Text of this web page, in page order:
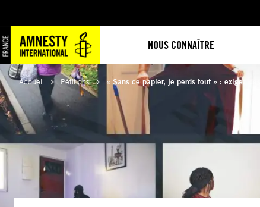
NOUS CONNAÎTRE
au
contenu
Accueil Pétitions « Sans ce papier, je perds tout » : exigez